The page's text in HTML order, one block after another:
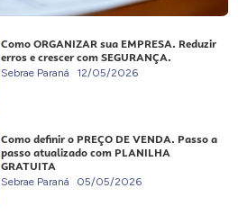
Como ORGANIZAR sua EMPRESA. Reduzir
erros e crescer com SEGURANÇA.
Sebrae Paraná 12/05/2026
Como definir o PREÇO DE VENDA. Passo a
passo atualizado com PLANILHA
GRATUITA
Sebrae Paraná 05/05/2026